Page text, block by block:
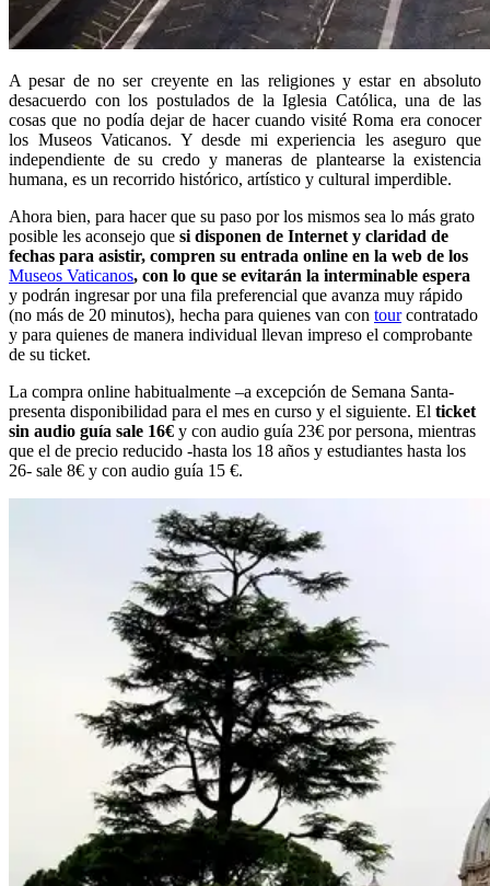
A pesar de no ser creyente en las religiones y estar en absoluto
desacuerdo con los postulados de la Iglesia Católica, una de las
cosas que no podía dejar de hacer cuando visité Roma era conocer
los Museos Vaticanos. Y desde mi experiencia les aseguro que
independiente de su credo y maneras de plantearse la existencia
humana, es un recorrido histórico, artístico y cultural imperdible.
Ahora bien, para hacer que su paso por los mismos sea lo más grato
posible les aconsejo que si disponen de Internet y claridad de
fechas para asistir, compren su entrada online en la web de los
Museos Vaticanos, con lo que se evitarán la interminable espera
y podrán ingresar por una fila preferencial que avanza muy rápido
(no más de 20 minutos), hecha para quienes van con tourcontratado
y para quienes de manera individual llevan impreso el comprobante
de su ticket.
La compra online habitualmente –a excepción de Semana Santa-
presenta disponibilidad para el mes en curso y el siguiente. El ticket
sin audio guía sale 16€ y con audio guía 23€ por persona, mientras
que el de precio reducido -hasta los 18 años y estudiantes hasta los
26- sale 8€ y con audio guía 15 €.